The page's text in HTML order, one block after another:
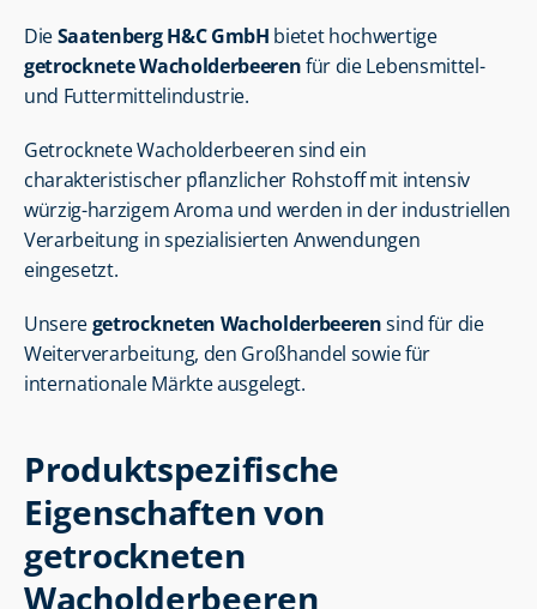
Die Saatenberg H&C GmbH
bietet hochwertige
getrocknete Wacholderbeeren für die Lebensmittel-
und Futtermittelindustrie.
Getrocknete Wacholderbeeren sind ein
charakteristischer pflanzlicher Rohstoff mit intensiv
würzig-harzigem Aroma und werden in der industriellen
Verarbeitung in spezialisierten Anwendungen
eingesetzt.
Unsere getrockneten Wacholderbeeren sind für die
Weiterverarbeitung, den Großhandel sowie für
internationale Märkte ausgelegt.
Produktspezifische
Eigenschaften von
getrockneten
Wacholderbeeren